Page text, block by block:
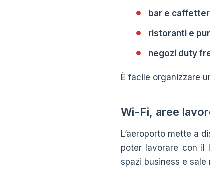
bar e
ristoranti e
negozi duty
È facile organizzare
Wi-Fi, aree
L’aeroporto mette a
poter lavorare con il
spazi business e